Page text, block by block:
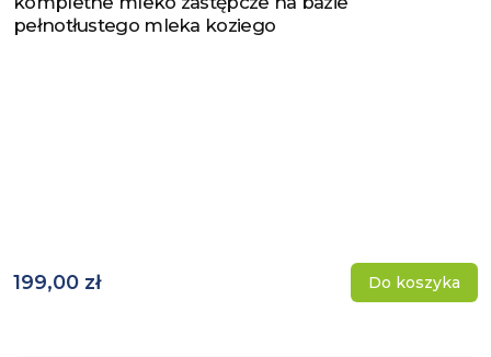
pełnotłustego mleka koziego
199,00 zł Do koszyka